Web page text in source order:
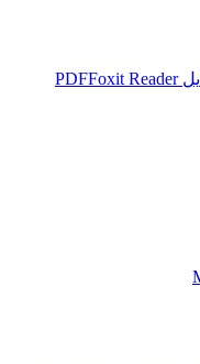
Foxit Reader